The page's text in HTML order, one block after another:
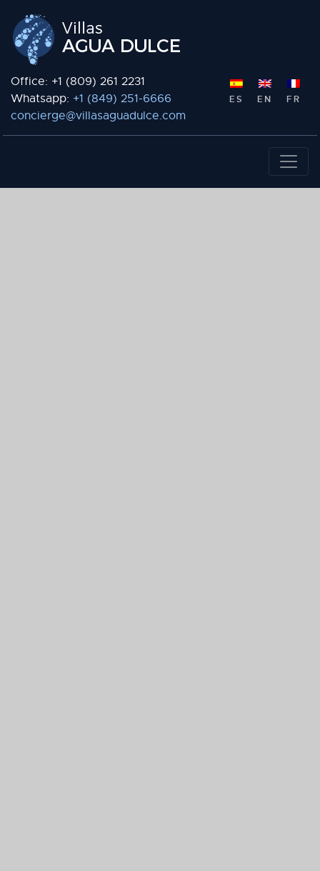
Office: +1 (809) 261 2231
Whatsapp: +1 (849) 251-6666
concierge@villasaguadulce.com
ES EN FR